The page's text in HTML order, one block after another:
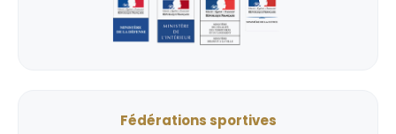
Fédérations sportives